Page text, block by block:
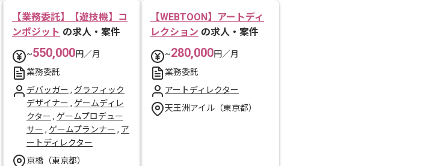
【業務委託】【遊技機】コ
ンポジット の求人・案件
~550,000円／月
業務委託
デバッガー , グラフィック
デザイナー , ゲームディレ
クター , ゲームプロデュー
サー , ゲームプランナー , ア
ートディレクター
京橋（東京都）
【WEBTOON】アートディ
レクション の求人・案件
~280,000円／月
業務委託
アートディレクター
天王洲アイル（東京都）